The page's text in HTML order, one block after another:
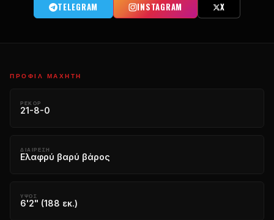
TELEGRAM INSTAGRAM X
ΠΡΟΦΊΛ ΜΑΧΗΤΉ
ΡΕΚΌΡ
21-8-0
ΔΙΑΊΡΕΣΗ
Ελαφρύ βαρύ βάρος
ΎΨΟΣ
6'2" (188 εκ.)